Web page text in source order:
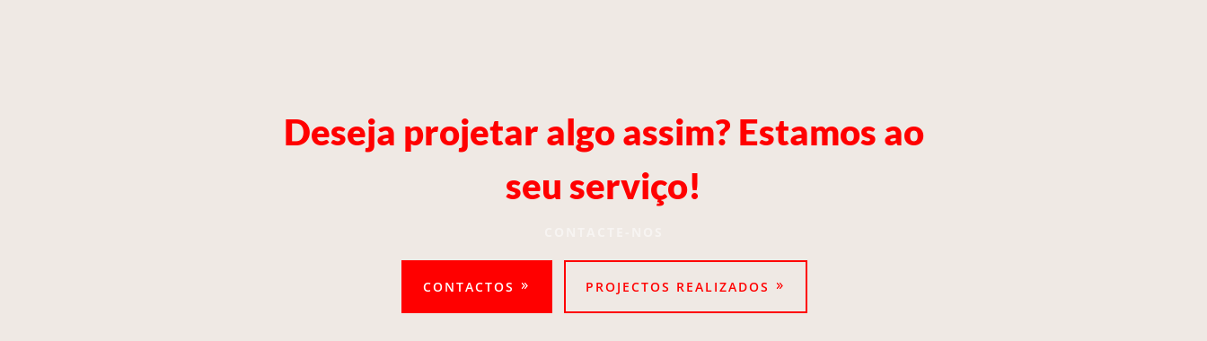
Deseja projetar algo assim? Estamos ao
seu serviço!
CONTACTOS PROJECTOS REALIZADOS